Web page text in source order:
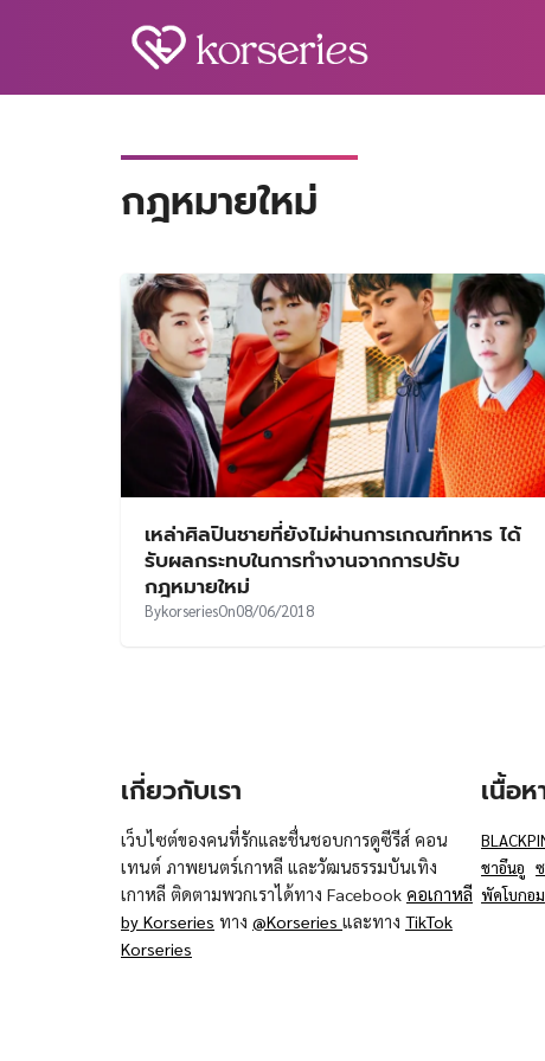
กฎหมายใหม่
เหล่าศิลปินชายที่ยังไม่ผ่านการเกณฑ์ทหาร ได้
รับผลกระทบในการทำงานจากการปรับ
กฎหมายใหม่
BykorseriesOn08/06/2018
เกี่ยวกับเรา
เว็บไซต์ของคนที่รักและชื่นชอบการดูซีรีส์ คอน
เทนต์ ภาพยนตร์เกาหลี และวัฒนธรรมบันเทิง
เกาหลี ติดตามพวกเราได้ทาง Facebook คอเกาหลี
by Korseries ทาง @Korseries และทาง TikTok
Korseries
เนื้อ
ชาอึนอู
พัคโบกอม